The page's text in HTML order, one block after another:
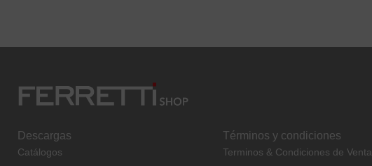
Descargas
Catálogos
Términos y condiciones
Terminos & Condiciones de Venta